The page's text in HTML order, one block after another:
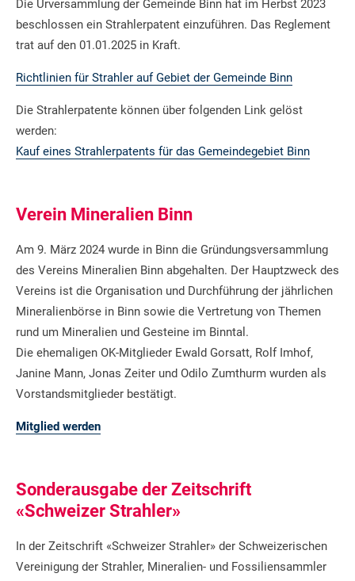
Die Urversammlung der Gemeinde Binn hat im Herbst 2023
beschlossen ein Strahlerpatent einzuführen. Das Reglement
trat auf den 01.01.2025 in Kraft.
Richtlinien für Strahler auf Gebiet der Gemeinde Binn
Die Strahlerpatente können über folgenden Link gelöst
werden:
Kauf eines Strahlerpatents für das Gemeindegebiet Binn
Verein Mineralien Binn
Am 9. März 2024 wurde in Binn die Gründungsversammlung
des Vereins Mineralien Binn abgehalten. Der Hauptzweck des
Vereins ist die Organisation und Durchführung der jährlichen
Mineralienbörse in Binn sowie die Vertretung von Themen
rund um Mineralien und Gesteine im Binntal.
Die ehemaligen OK-Mitglieder Ewald Gorsatt, Rolf Imhof,
Janine Mann, Jonas Zeiter und Odilo Zumthurm wurden als
Vorstandsmitglieder bestätigt.
Mitglied werden
Sonderausgabe der Zeitschrift
«Schweizer Strahler»
In der Zeitschrift «Schweizer Strahler» der Schweizerischen
Vereinigung der Strahler, Mineralien- und Fossiliensammler